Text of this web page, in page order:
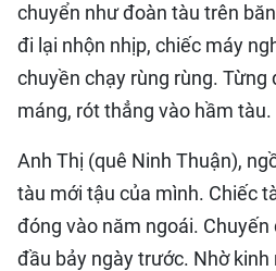
chuyển như đoàn tàu trên
đi lại nhộn nhịp, chiếc máy
chuyền chạy rùng rùng. Từng
máng, rót thẳng vào hầm tàu.
Anh Thị (quê Ninh Thuận),
tàu mới tậu của mình. Chiếc
đóng vào năm ngoái.
đầu bảy ngày trước. Nhờ